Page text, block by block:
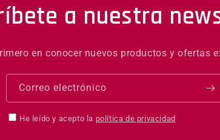
a nuestra
en conocer nuevos productos y ofertas
Correo electrónico
He leído y acepto la política de privacidad